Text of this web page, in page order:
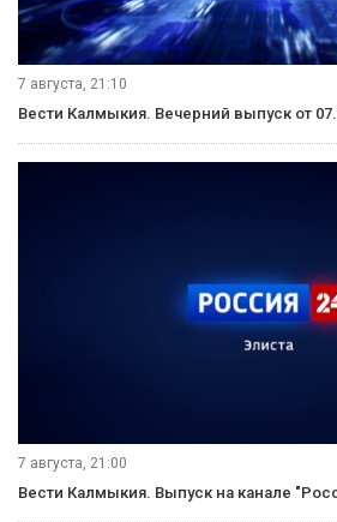
7 августа, 21:10
Вести Калмыкия. Вечерний выпуск от
7 августа, 21:00
Вести Калмыкия. Выпуск на канале